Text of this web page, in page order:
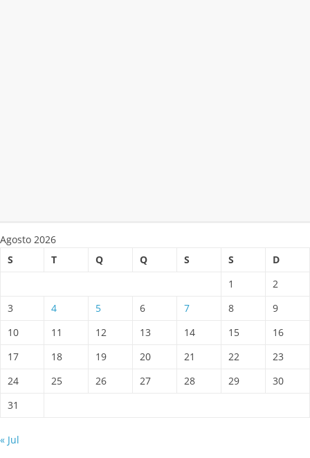
Agosto 2026
S
T Q Q S S
D
1
2
3
4 5 6 7 8
9
10
11 12 13 14 15
16
17
18 19 20 21 22
23
24
25 26 27 28 29
30
31
« Jul